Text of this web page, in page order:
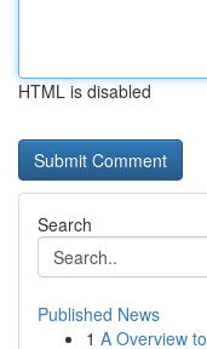
HTML is disabled
Search
Published News
1 A Overview